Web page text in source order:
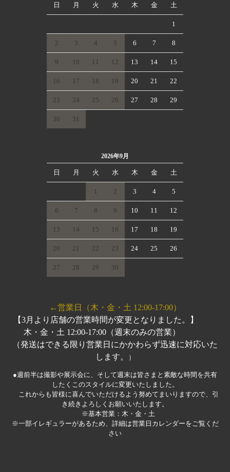
日 月 火 水 木 金 土
1
2 3 4 5 6 7 8
9 10 11 12 13 14 15
16 17 18 19 20 21 22
23 24 25 26 27 28 29
30 31
2026年9月
日 月 火 水 木 金 土
1 2 3 4 5
6 7 8 9 10 11 12
13 14 15 16 17 18 19
20 21 22 23 24 25 26
27 28 29 30
←営業日（木・金・土 12:00-17:00）
【3月より店舗の営業時間が変更となりました。】
木・金・土 12:00-17:00（週末のみの営業）
（発送はできる限り営業日にかかわらず迅速に対応いた
します。
）
●週前半は撮影や展示会に、そして週末は皆さまと素敵な時間を共有
したくこのスタイルに変更いたしました。
これからも皆様に喜んでいただけるよう努めてまいりますので、引
き続きよろしくお願いいたします。
※基本営業：木・金・土
※一部イレギュラーがあるため、詳細は営業日カレンダーをご覧くだ
さい